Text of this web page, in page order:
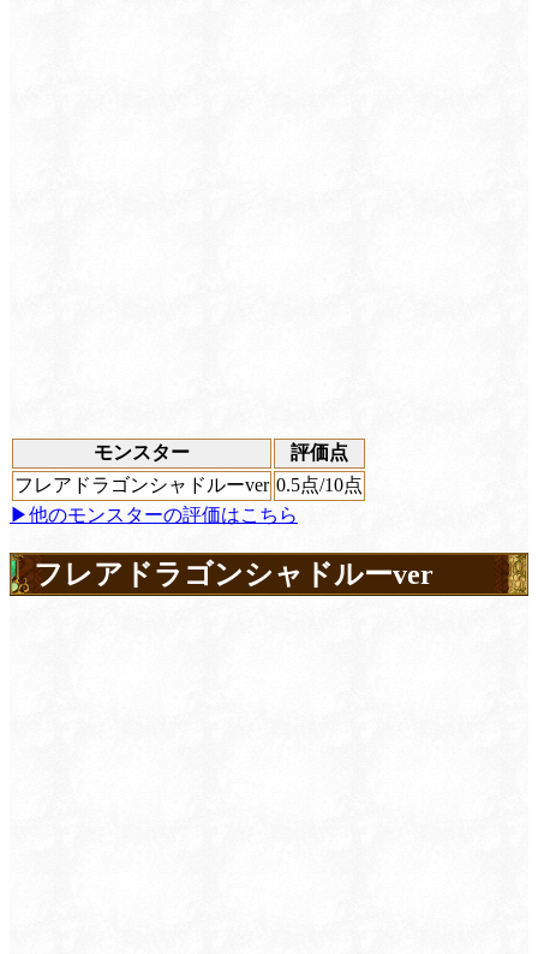
モンスター
評価点
フレアドラゴンシャドルーver 0.5点/10点
▶他のモンスターの評価はこちら
フレアドラゴンシャドルーver